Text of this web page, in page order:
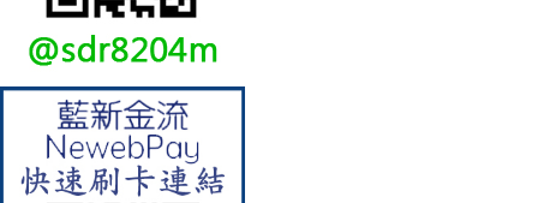
【林內Rinnai】 RB-L2600S(A)
彩焱系列 檯面式彩焱不銹鋼雙
口爐